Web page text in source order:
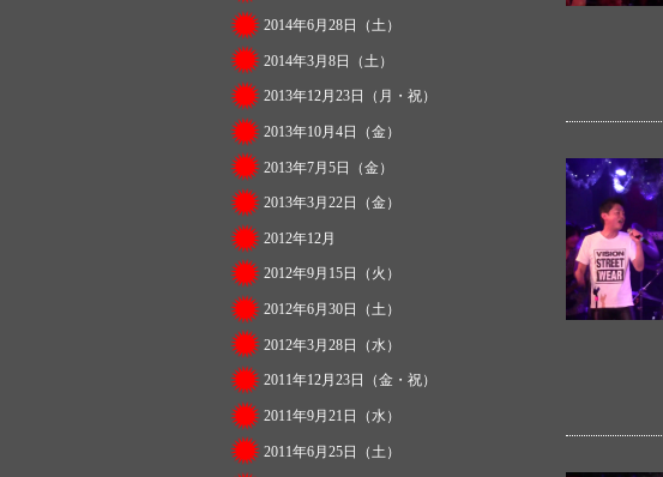
2014年6月28日（土）
2014年3月8日（土）
2013年12月23日（月・祝）
2013年10月4日（金）
2013年7月5日（金）
2013年3月22日（金）
2012年12月
2012年9月15日（火）
2012年6月30日（土）
2012年3月28日（水）
2011年12月23日（金・祝）
2011年9月21日（水）
2011年6月25日（土）